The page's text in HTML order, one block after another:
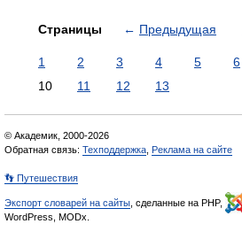
Страницы ← Предыдущая
1 2 3 4 5 6
10
11 12 13
© Академик, 2000-2026
Обратная связь: Техподдержка Реклама на сайте
👣 Путешествия
Экспорт словарей на сайты , сделанные на PHP,
WordPress, MODx.